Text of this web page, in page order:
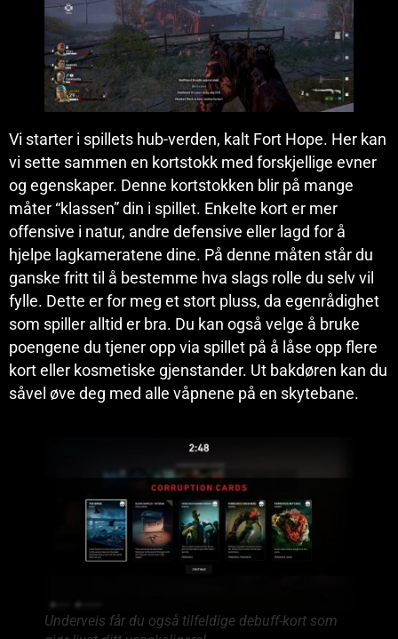
Vi starter i spillets hub-verden, kalt Fort Hope. Her kan
vi sette sammen en kortstokk med forskjellige evner
og egenskaper. Denne kortstokken blir på mange
måter “klassen” din i spillet. Enkelte kort er mer
offensive i natur, andre defensive eller lagd for å
hjelpe lagkameratene dine. På denne måten står du
ganske fritt til å bestemme hva slags rolle du selv vil
fylle. Dette er for meg et stort pluss, da egenrådighet
som spiller alltid er bra. Du kan også velge å bruke
poengene du tjener opp via spillet på å låse opp flere
kort eller kosmetiske gjenstander. Ut bakdøren kan du
såvel øve deg med alle våpnene på en skytebane.
Underveis får du også tilfeldige debuff-kort som